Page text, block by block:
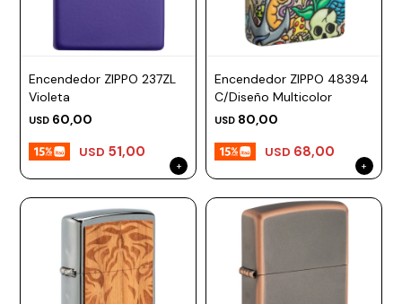
Encendedor ZIPPO 237ZL
Violeta
USD 60,00
USD 51,00
Encendedor ZIPPO 48394
C/Diseño Multicolor
USD 80,00
USD 68,00